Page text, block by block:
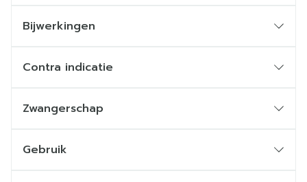
Bijwerkingen
Contra indicatie
Zwangerschap
Gebruik